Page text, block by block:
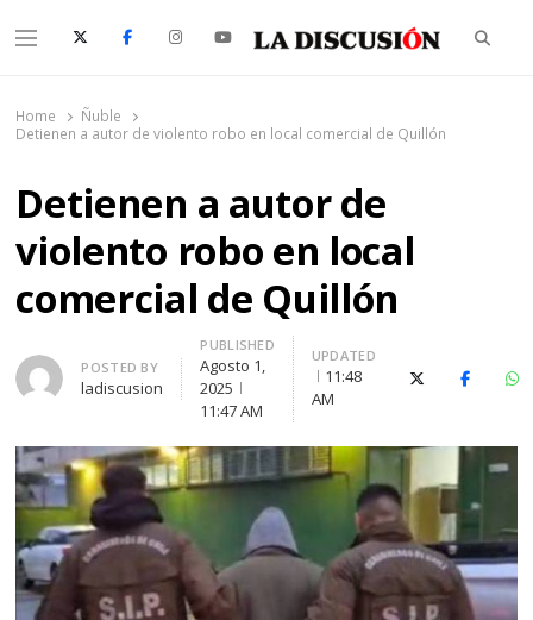
Menu
Home
Ñuble
Detienen a autor de violento robo en local comercial de Quillón
Detienen a autor de
violento robo en local
comercial de Quillón
Author
POSTED BY
ladiscusion
PUBLISHED
Agosto 1,
2025
11:47 AM
UPDATED
11:48
AM
X (Twitter)Facebook